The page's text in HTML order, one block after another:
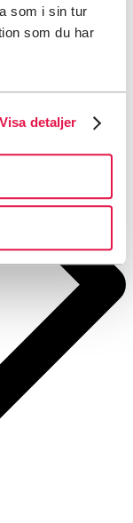
som i sin tur
som du har
Visa detaljer